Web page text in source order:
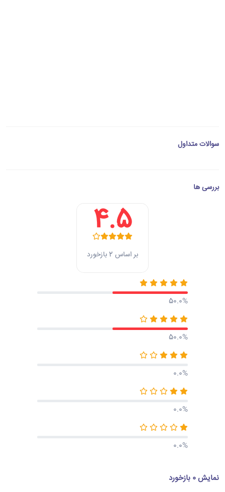
سوالات متداول
بررسی ها
4.5
بر اساس 2 بازخورد
50.0%
50.0%
0.0%
0.0%
0.0%
نمایش 0 بازخورد